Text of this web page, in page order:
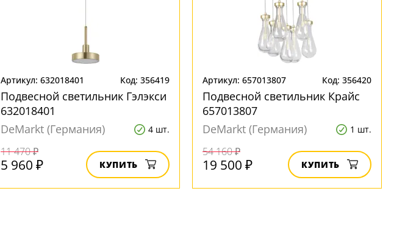
Артикул: 632018401 Код: 356419
Подвесной светильник Гэлэкси
632018401
DeMarkt (Германия)
4 шт.
11 470 ₽
5 960 ₽ КУПИТЬ
Артикул: 657013807 Код: 356420
Подвесной светильник Крайс
657013807
DeMarkt (Германия)
1 шт.
54 160 ₽
19 500 ₽ КУПИТЬ